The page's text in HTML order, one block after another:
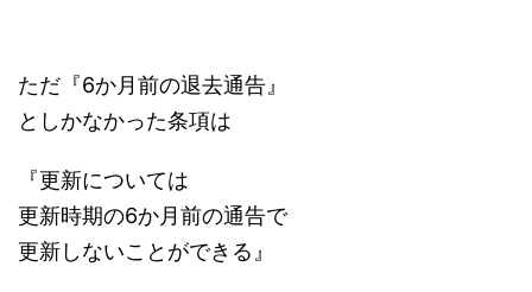
ただ『6か月前の退去通告』
としかなかった条項は
『更新については
更新時期の6か月前の通告で
更新しないことができる』